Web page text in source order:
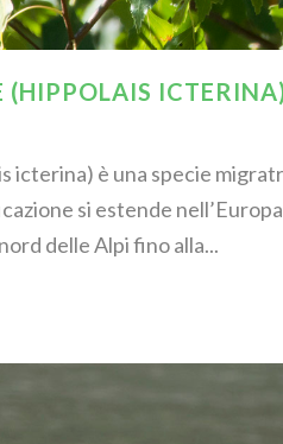
icterina) è una specie
si estende
delle Alpi fino alla...